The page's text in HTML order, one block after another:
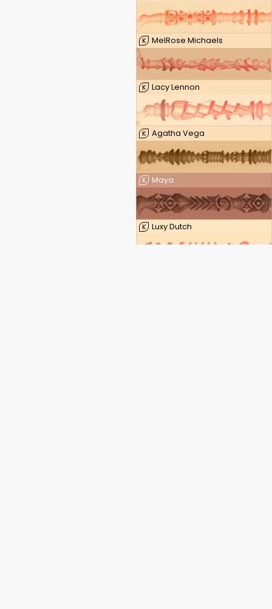
K MelRose Michaels
K Lacy Lennon
K Agatha Vega
K Maya
K Luxy Dutch